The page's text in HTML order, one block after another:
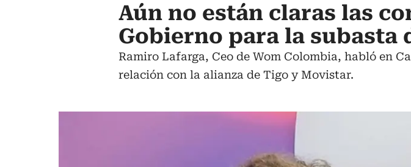
Aún no están claras las
Gobierno para la subasta
Ramiro Lafarga, Ceo de Wom Colombia, habló en
relación con la alianza de Tigo y Movistar.